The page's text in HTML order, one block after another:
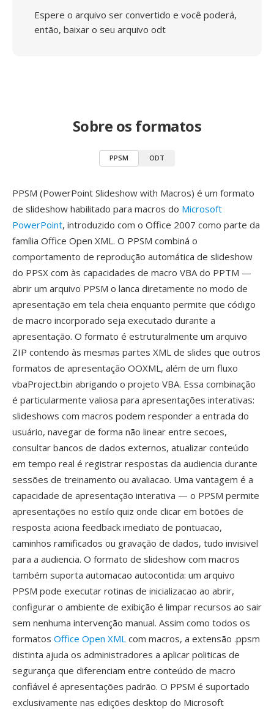
Espere o arquivo ser convertido e você poderá,
então, baixar o seu arquivo odt
Sobre os formatos
PPSM ODT
PPSM (PowerPoint Slideshow with Macros) é um formato
de slideshow habilitado para macros do Microsoft
PowerPoint, introduzido com o Office 2007 como parte da
família Office Open XML. O PPSM combiná o
comportamento de reprodução automática de slideshow
do PPSX com às capacidades de macro VBA do PPTM —
abrir um arquivo PPSM o lanca diretamente no modo de
apresentação em tela cheia enquanto permite que código
de macro incorporado seja executado durante a
apresentação. O formato é estruturalmente um arquivo
ZIP contendo às mesmas partes XML de slides que outros
formatos de apresentação OOXML, além de um fluxo
vbaProject.bin abrigando o projeto VBA. Essa combinação
é particularmente valiosa para apresentações interativas:
slideshows com macros podem responder a entrada do
usuário, navegar de forma não linear entre secoes,
consultar bancos de dados externos, atualizar conteúdo
em tempo real é registrar respostas da audiencia durante
sessões de treinamento ou avaliacao. Uma vantagem é a
capacidade de apresentação interativa — o PPSM permite
apresentações no estilo quiz onde clicar em botões de
resposta aciona feedback imediato de pontuacao,
caminhos ramificados ou gravação de dados, tudo invisivel
para a audiencia. O formato de slideshow com macros
também suporta automacao autocontida: um arquivo
PPSM pode executar rotinas de inicializacao ao abrir,
configurar o ambiente de exibição é limpar recursos ao sair
sem nenhuma intervenção manual. Assim como todos os
formatos Office Open XML com macros, a extensão .ppsm
distinta ajuda os administradores a aplicar politicas de
segurança que diferenciam entre conteúdo de macro
confiável é apresentações padrão. O PPSM é suportado
exclusivamente nas edições desktop do Microsoft